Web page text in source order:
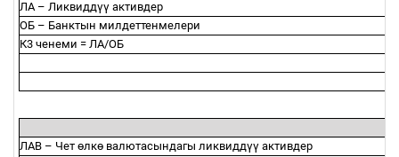
ЛА – Ликвиддүү активдер
ОБ – Банктын милдеттенмелери
К3 ченеми = ЛА/ОБ
ЛАВ – Чет өлкө валютасындагы ликвиддүү активдер